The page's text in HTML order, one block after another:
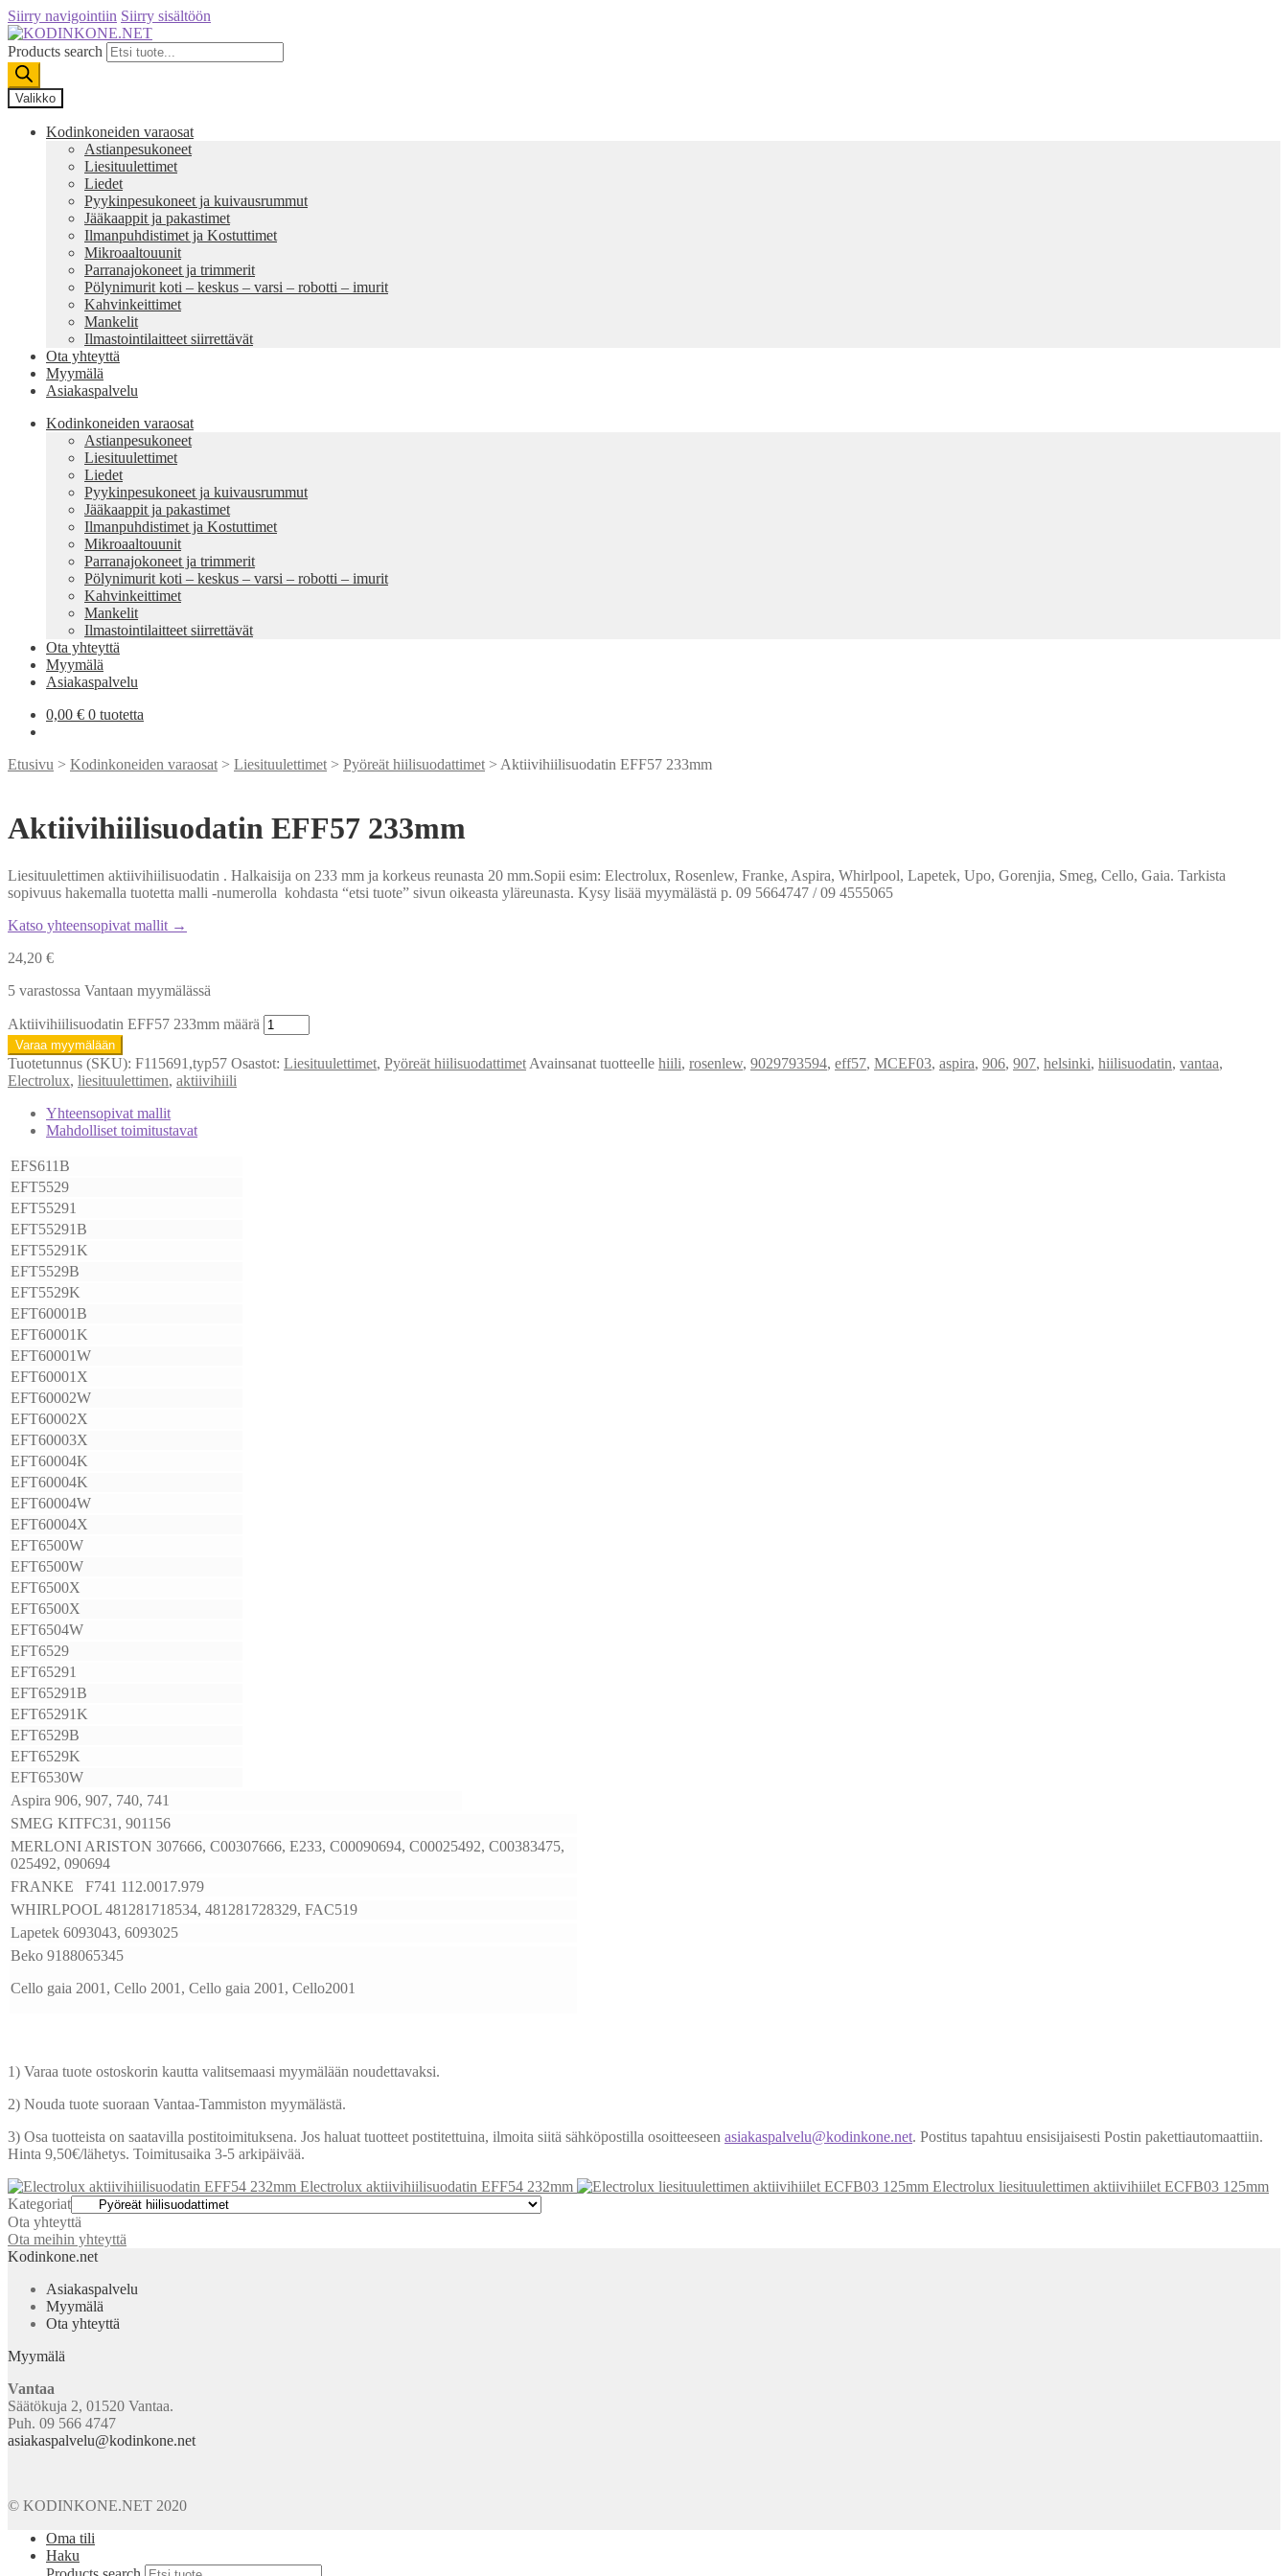
Siirry navigointiin Siirry sisältöön
Products search
Valikko
Kodinkoneiden varaosat
Astianpesukoneet
Liesituulettimet
Liedet
Pyykinpesukoneet ja kuivausrummut
Jääkaappit ja pakastimet
Ilmanpuhdistimet ja Kostuttimet
Mikroaaltouunit
Parranajokoneet ja trimmerit
Pölynimurit koti – keskus – varsi – robotti – imurit
Kahvinkeittimet
Mankelit
Ilmastointilaitteet siirrettävät
Ota yhteyttä
Myymälä
Asiakaspalvelu
Kodinkoneiden varaosat
Astianpesukoneet
Liesituulettimet
Liedet
Pyykinpesukoneet ja kuivausrummut
Jääkaappit ja pakastimet
Ilmanpuhdistimet ja Kostuttimet
Mikroaaltouunit
Parranajokoneet ja trimmerit
Pölynimurit koti – keskus – varsi – robotti – imurit
Kahvinkeittimet
Mankelit
Ilmastointilaitteet siirrettävät
Ota yhteyttä
Myymälä
Asiakaspalvelu
0,00 € 0 tuotetta
Etusivu > Kodinkoneiden varaosat > Liesituulettimet > Pyöreät hiilisuodattimet > Aktiivihiilisuodatin EFF57 233mm
Aktiivihiilisuodatin EFF57 233mm
Liesituulettimen aktiivihiilisuodatin . Halkaisija on 233 mm ja korkeus reunasta 20 mm.Sopii esim: Electrolux, Rosenlew, Franke, Aspira, Whirlpool, Lapetek, Upo, Gorenjia, Smeg, Cello, Gaia. Tarkista
sopivuus hakemalla tuotetta malli -numerolla kohdasta “etsi tuote” sivun oikeasta yläreunasta. Kysy lisää myymälästä p. 09 5664747 / 09 4555065
Katso yhteensopivat mallit →
24,20 €
5 varastossa Vantaan myymälässä
Aktiivihiilisuodatin EFF57 233mm määrä
Varaa myymälään
Tuotetunnus (SKU): F115691,typ57 Osastot: Liesituulettimet, Pyöreät hiilisuodattimet Avainsanat tuotteelle hiili, rosenlew, 9029793594, eff57, MCEF03, aspira, 906, 907, helsinki, hiilisuodatin, vantaa,
Electrolux, liesituulettimen, aktiivihiili
Yhteensopivat mallit
Mahdolliset toimitustavat
EFS611B
EFT5529
EFT55291
EFT55291B
EFT55291K
EFT5529B
EFT5529K
EFT60001B
EFT60001K
EFT60001W
EFT60001X
EFT60002W
EFT60002X
EFT60003X
EFT60004K
EFT60004K
EFT60004W
EFT60004X
EFT6500W
EFT6500W
EFT6500X
EFT6500X
EFT6504W
EFT6529
EFT65291
EFT65291B
EFT65291K
EFT6529B
EFT6529K
EFT6530W
Aspira 906, 907, 740, 741
SMEG KITFC31, 901156
MERLONI ARISTON 307666, C00307666, E233, C00090694, C00025492, C00383475,
025492, 090694
FRANKE F741 112.0017.979
WHIRLPOOL 481281718534, 481281728329, FAC519
Lapetek 6093043, 6093025
Beko 9188065345
Cello gaia 2001, Cello 2001, Cello gaia 2001, Cello2001
1) Varaa tuote ostoskorin kautta valitsemaasi myymälään noudettavaksi.
2) Nouda tuote suoraan Vantaa-Tammiston myymälästä.
3) Osa tuotteista on saatavilla postitoimituksena. Jos haluat tuotteet postitettuina, ilmoita siitä sähköpostilla osoitteeseen asiakaspalvelu@kodinkone.net. Postitus tapahtuu ensisijaisesti Postin pakettiautomaattiin.
Hinta 9,50€/lähetys. Toimitusaika 3-5 arkipäivää.
Electrolux aktiivihiilisuodatin EFF54 232mm
Electrolux liesituulettimen aktiivihiilet ECFB03 125mm
Kategoriat
Ota yhteyttä
Ota meihin yhteyttä
Kodinkone.net
Asiakaspalvelu
Myymälä
Ota yhteyttä
Myymälä
Vantaa
Säätökuja 2, 01520 Vantaa.
Puh. 09 566 4747
asiakaspalvelu@kodinkone.net
© KODINKONE.NET 2020
Oma tili
Haku